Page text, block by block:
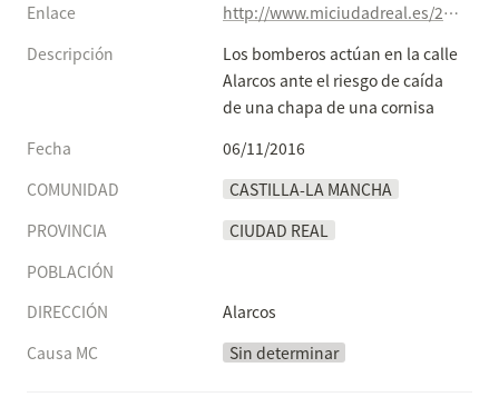
Enlace
http://www.miciudadreal.es/2016/11/06/los-bomberos-actuan-en-la-calle-alarcos-ante-el-riesgo-de-caida-de-una-chapa-de-una-cornisa/
Descripción
Los bomberos actúan en la calle
Alarcos ante el riesgo de caída
de una chapa de una cornisa
Fecha
06/11/2016
COMUNIDAD
CASTILLA-LA MANCHA
PROVINCIA
CIUDAD REAL
POBLACIÓN
DIRECCIÓN
Alarcos
Causa MC
Sin determinar